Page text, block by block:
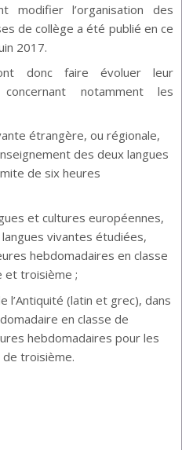
modifier l’organisation des
de collège a été publié en ce
2017.
donc faire évoluer leur
notamment les
étrangère, ou régionale,
des deux langues
de six heures
et cultures européennes,
langues vivantes étudiées,
hebdomadaires en classe
et troisième ;
l’Antiquité (latin et grec), dans
en classe de
hebdomadaires pour les
troisième.